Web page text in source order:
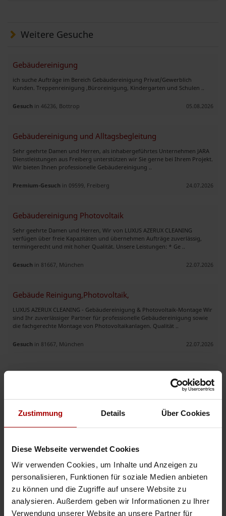
Zustimmung Details Über Cookies
Diese Webseite verwendet Cookies
Wir verwenden Cookies, um Inhalte und Anzeigen zu
personalisieren, Funktionen für soziale Medien anbieten
zu können und die Zugriffe auf unsere Website zu
analysieren. Außerdem geben wir Informationen zu Ihrer
Verwendung unserer Website an unsere Partner für
Weitere Gesuche
Gebäudereinigung
ich suche Aufträge im Bereich Gebäudereinigung Privat/Gewerblich
Kunden. Treppenreinigung ,Büroreinigung, Kindergarten und Schulen ..
Gesuch in 46236, Bottrop 05.08.2026
Gebäudereinigung und Alltagsbegleitung
Sehr geehrte Damen und Herren, als inhabergeführtes Unternehmen JARA
Dienstleistungen aus Freiberg unterstützen wir Sie gerne bei Ihrem Projekt.
Wir bieten Ihnen professionelle Gebäudereinigung ..
Premium-Gesuch in 09599, Freiberg 24.07.2026
Gebäudereinigung Photovoltaik
Sehr geehrte Damen und Herren, Wir von LUXUS AZERUX CLEANING
verfügen über freie Kapazitäten und übernehmen Aufträge zuverlässig,
termingerecht und mit hoher Qualität. Unsere Leistungen: * Ge ..
Gesuch in 81667, München 22.07.2026
Gebäude Reinigung,Photovoltaik,
LUXUS AZERUX CLEANING - Gebäudereinigung & Photovoltaik-Montage Wir
sind Ihr zuverlässiger Partner für professionelle Gebäudereinigung sowie
die fachgerechte Montage von Photovoltaikanlagen. Qualität ..
Gesuch in 81667, München 22.07.2026
Gebäude Reinigungsservice
Dienstleistungen im Bereich Gebäude- und Unterhaltsreinigung,
Weitere Premium-Gesuche
EllenaClean – Ihr zuverlässiger Partner für Sauberkeit und Werterhalt!